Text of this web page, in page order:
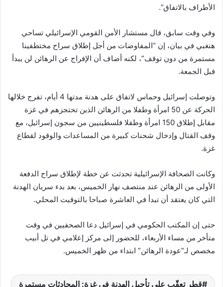
الأطراف بالاتفاق”.
وفي وقت سابق، قال مستشار الأمن القومي الإسرائيلي تساحي
هنغبي في بيان، إن “المفاوضات من أجل إطلاق سراح مختطفينا
مستمرة من دون توقف”، لكنه أضاف أن الإفراج عن الرهائن لن يبدأ
قبل الجمعة.
وتوصلت إسرائيل وحماس لاتفاق على هدنة مدتها 4 أيام، تفرج خلالها
الحركة عن 50 امرأة وطفلا من الرهائن الذين تحتجزهم في غزة
مقابل إطلاق 150 امرأة وطفلا فلسطينيين من سجون إسرائيل، مع
وقف القتال وإدخال شحنات كبيرة من المساعدات والوقود لقطاع
غزة.
وكانت الصحافة الإسرائيلية تحدثت عن خطة لإطلاق سراح الدفعة
الأولى من الرهائن عند منتصف نهار الخميس، بعد بدء سريان الهدنة
التي كان يعتقد أن تبدأ في العاشرة صباحا بالتوقيت المحلي.
حتى إن المكتب الحكومي في إسرائيل دعا الصحفيين في وقت
متأخر من مساء الأربعاء، للحضور إلى مركز إعلامي في تل أبيب
مخصص لـ”عودة الرهائن” ابتداء من ظهر الخميس.
قطر تعقّب على تأجيل الهدنة في غزة: المحادثات مستمرة